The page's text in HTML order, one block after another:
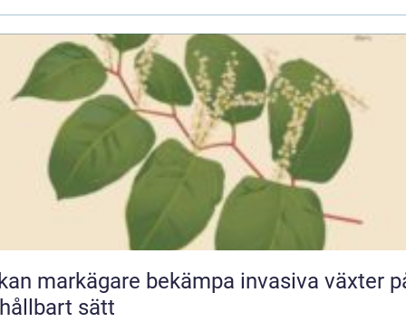
markägare bekämpa invasiva växter
sätt